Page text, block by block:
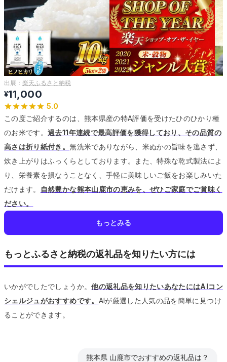
出展： 楽天ふるさと納税
¥11,000
5.0
この度ご紹介するのは、熊本県産の特A評価を受けたひのひかり種
のお米です。過去11年連続で最高評価を獲得しており、その品質の
高さは折り紙付き。無洗米でありながら、米ぬかの旨味を逃さず、
炊き上がりはふっくらとしております。
また、特殊な乾式製法によ
り、栄養素を損なうことなく、手軽に美味しいご飯をお楽しみいた
だけます。
自然豊かな熊本山鹿市の恵みを、ぜひご家庭でご賞味く
ださい。
もっとみる
もっとふるさと納税の返礼品を知りたい方には
いかがでしたでしょうか。他の返礼品を知りたいあなたにはAIコン
シェルジュがおすすめです。 AIが厳選した人気の品を簡単に見つけ
ることができます。
熊本県 山鹿市でおすすめの返礼品は？